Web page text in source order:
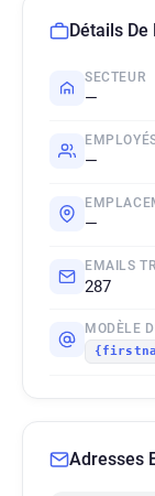
Détails De
SECTEUR
—
—
—
EMAILS
287
MODÈLE
Adresses